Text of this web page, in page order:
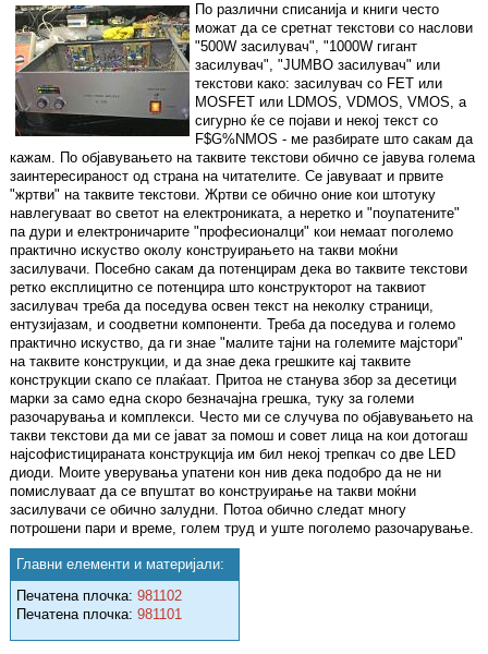
По различни списанија и книги често
можат да се сретнат текстови со наслови
"500W засилувач", "1000W гигант
засилувач", "JUMBO засилувач" или
текстови како: засилувач со FET или
MOSFET или LDMOS, VDMOS, VMOS, а
сигурно ќе се појави и некој текст со
F$G%NMOS - ме разбирате што сакам да
кажам. По објавувањето на таквите текстови обично се јавува голема
заинтересираност од страна на читателите. Се јавуваат и првите
"жртви" на таквите текстови. Жртви се обично оние кои штотуку
навлегуваат во светот на електрониката, а неретко и "поупатените"
па дури и електроничарите "професионалци" кои немаат поголемо
практично искуство околу конструирањето на такви моќни
засилувачи. Посебно сакам да потенцирам дека во таквите текстови
ретко експлицитно се потенцира што конструкторот на таквиот
засилувач треба да поседува освен текст на неколку страници,
ентузијазам, и соодветни компоненти. Треба да поседува и големо
практично искуство, да ги знае "малите тајни на големите мајстори"
на таквите конструкции, и да знае дека грешките кај таквите
конструкции скапо се плаќаат. Притоа не станува збор за десетици
марки за само една скоро безначајна грешка, туку за големи
разочарувања и комплекси. Често ми се случува по објавувањето на
такви текстови да ми се јават за помош и совет лица на кои дотогаш
најсофистицираната конструкција им бил некој трепкач со две LED
диоди. Моите уверувања упатени кон нив дека подобро да не ни
помислуваат да се впуштат во конструирање на такви моќни
засилувачи се обично залудни. Потоа обично следат многу
потрошени пари и време, голем труд и уште поголемо разочарување.
Главни елементи и материјали:
Печатена плочка: 981102
Печатена плочка: 981101